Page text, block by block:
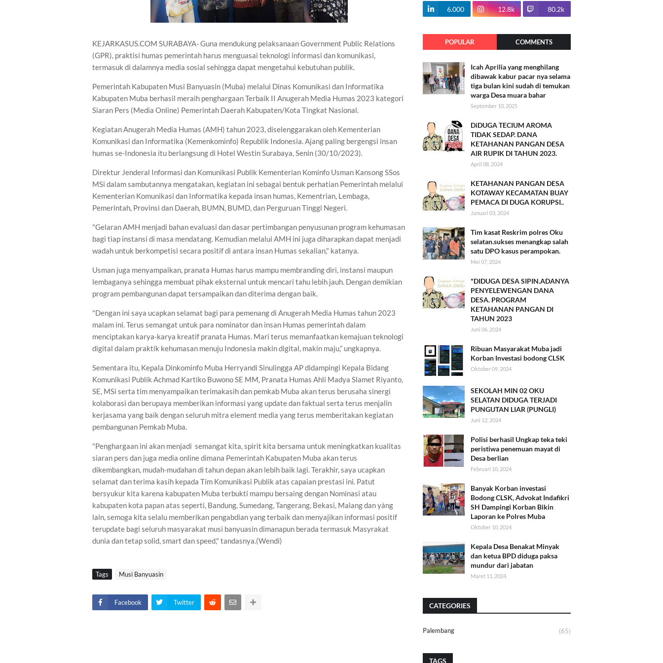
KEJARKASUS.COM SURABAYA- Guna mendukung pelaksanaan Government Public Relations
(GPR), praktisi humas pemerintah harus menguasai teknologi informasi dan komunikasi,
termasuk di dalamnya media sosial sehingga dapat mengetahui kebutuhan publik.
Pemerintah Kabupaten Musi Banyuasin (Muba) melalui Dinas Komunikasi dan Informatika
Kabupaten Muba berhasil meraih penghargaan Terbaik II Anugerah Media Humas 2023 kategori
Siaran Pers (Media Online) Pemerintah Daerah Kabupaten/Kota Tingkat Nasional.
Kegiatan Anugerah Media Humas (AMH) tahun 2023, diselenggarakan oleh Kementerian
Komunikasi dan Informatika (Kemenkominfo) Republik Indonesia. Ajang paling bergengsi insan
humas se-Indonesia itu berlangsung di Hotel Westin Surabaya, Senin (30/10/2023).
Direktur Jenderal Informasi dan Komunikasi Publik Kementerian Kominfo Usman Kansong SSos
MSi dalam sambutannya mengatakan, kegiatan ini sebagai bentuk perhatian Pemerintah melalui
Kementerian Komunikasi dan Informatika kepada insan humas, Kementrian, Lembaga,
Pemerintah, Provinsi dan Daerah, BUMN, BUMD, dan Perguruan Tinggi Negeri.
"Gelaran AMH menjadi bahan evaluasi dan dasar pertimbangan penyusunan program kehumasan
bagi tiap instansi di masa mendatang. Kemudian melalui AMH ini juga diharapkan dapat menjadi
wadah untuk berkompetisi secara positif di antara insan Humas sekalian," katanya.
Usman juga menyampaikan, pranata Humas harus mampu membranding diri, instansi maupun
lembaganya sehingga membuat pihak eksternal untuk mencari tahu lebih jauh. Dengan demikian
program pembangunan dapat tersampaikan dan diterima dengan baik.
"Dengan ini saya ucapkan selamat bagi para pemenang di Anugerah Media Humas tahun 2023
malam ini. Terus semangat untuk para nominator dan insan Humas pemerintah dalam
menciptakan karya-karya kreatif pranata Humas. Mari terus memanfaatkan kemajuan teknologi
digital dalam praktik kehumasan menuju Indonesia makin digital, makin maju,” ungkapnya.
Sementara itu, Kepala Dinkominfo Muba Herryandi Sinulingga AP didampingi Kepala Bidang
Komunikasi Publik Achmad Kartiko Buwono SE MM, Pranata Humas Ahli Madya Slamet Riyanto,
SE, MSi serta tim menyampaikan terimakasih dan pemkab Muba akan terus berusaha sinergi
kolaborasi dan berupaya memberikan informasi yang update dan faktual serta terus menjalin
kerjasama yang baik dengan seluruh mitra element media yang terus memberitakan kegiatan
pembangunan Pemkab Muba.
"Penghargaan ini akan menjadi semangat kita, spirit kita bersama untuk meningkatkan kualitas
siaran pers dan juga media online dimana Pemerintah Kabupaten Muba akan terus
dikembangkan, mudah-mudahan di tahun depan akan lebih baik lagi. Terakhir, saya ucapkan
selamat dan terima kasih kepada Tim Komunikasi Publik atas capaian prestasi ini. Patut
bersyukur kita karena kabupaten Muba terbukti mampu bersaing dengan Nominasi atau
kabupaten kota papan atas seperti, Bandung, Sumedang, Tangerang, Bekasi, Malang dan yàng
lain, semoga kita selalu memberikan pengabdian yang terbaik dan menyajikan informasi positif
terupdate bagi seluruh masyarakat musi banyuasin dimanapun berada termasuk Masyrakat
dunia dan tetap solid, smart dan speed," tandasnya.(Wendi)
Tags Musi Banyuasin
Facebook Twitter
100.7k
6.000 12.8k 80.2k
POPULAR COMMENTS
Icah Aprilia yang menghilang
dibawak kabur pacar nya selama
tiga bulan kini sudah di temukan
warga Desa muara bahar
September 10, 2025
DiDUGA TECIUM AROMA
TIDAK SEDAP. DANA
KETAHANAN PANGAN DESA
AIR RUPIK DI TAHUN 2023.
April 08, 2024
KETAHANAN PANGAN DESA
KOTAWAY KECAMATAN BUAY
PEMACA DI DUGA KORUPSI..
Januari 03, 2024
Tim kasat Reskrim polres Oku
selatan.sukses menangkap salah
satu DPO kasus perampokan.
Mei 07, 2024
"DIDUGA DESA SIPIN.ADANYA
PENYELEWENGAN DANA
DESA. PROGRAM
KETAHANAN PANGAN DI
TAHUN 2023
Juni 06, 2024
Ribuan Masyarakat Muba jadi
Korban Investasi bodong CLSK
Oktober 09, 2024
SEKOLAH MIN 02 OKU
SELATAN DIDUGA TERJADI
PUNGUTAN LIAR (PUNGLI)
Juni 12, 2024
Polisi berhasil Ungkap teka teki
peristiwa penemuan mayat di
Desa berlian
Februari 10, 2024
Banyak Korban investasi
Bodong CLSK, Advokat Indafikri
SH Dampingi Korban Bikin
Laporan ke Polres Muba
Oktober 10, 2024
Kepala Desa Benakat Minyak
dan ketua BPD diduga paksa
mundur dari jabatan
Maret 11, 2024
CATEGORIES
Palembang (65)
TAGS